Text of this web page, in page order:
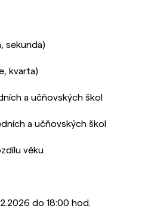
kvarta)
a učňovských škol
a učňovských škol
věku
do 18:00 hod.